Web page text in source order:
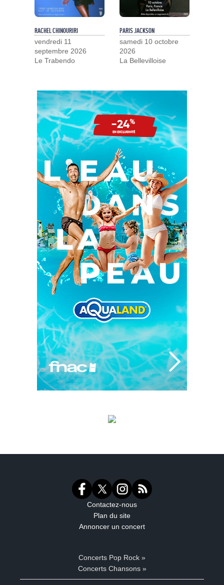
RACHEL CHINOURIRI
vendredi 11
septembre 2026
Le Trabendo
PARIS JACKSON
samedi 10 octobre
2026
La Bellevilloise
Contactez-nous
Plan du site
Annoncer un concert
Concerts Pop Rock »
Concerts Chansons »